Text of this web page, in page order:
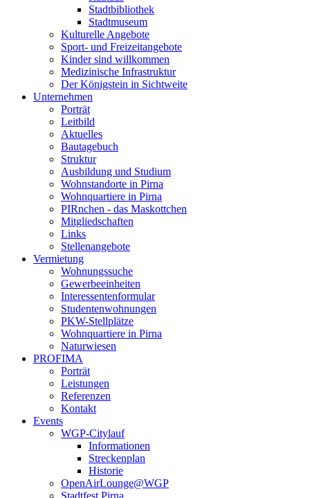
Stadtbibliothek
Stadtmuseum
Kulturelle Angebote
Sport- und Freizeitangebote
Kinder sind willkommen
Medizinische Infrastruktur
Der Königstein in Sichtweite
Unternehmen
Porträt
Leitbild
Aktuelles
Bautagebuch
Struktur
Ausbildung und Studium
Wohnstandorte in Pirna
Wohnquartiere in Pirna
PIRnchen - das Maskottchen
Mitgliedschaften
Links
Stellenangebote
Vermietung
Wohnungssuche
Gewerbeeinheiten
Interessentenformular
Studentenwohnungen
PKW-Stellplätze
Wohnquartiere in Pirna
Naturwiesen
PROFIMA
Porträt
Leistungen
Referenzen
Kontakt
Events
WGP-Citylauf
Informationen
Streckenplan
Historie
OpenAirLounge@WGP
Stadtfest Pirna